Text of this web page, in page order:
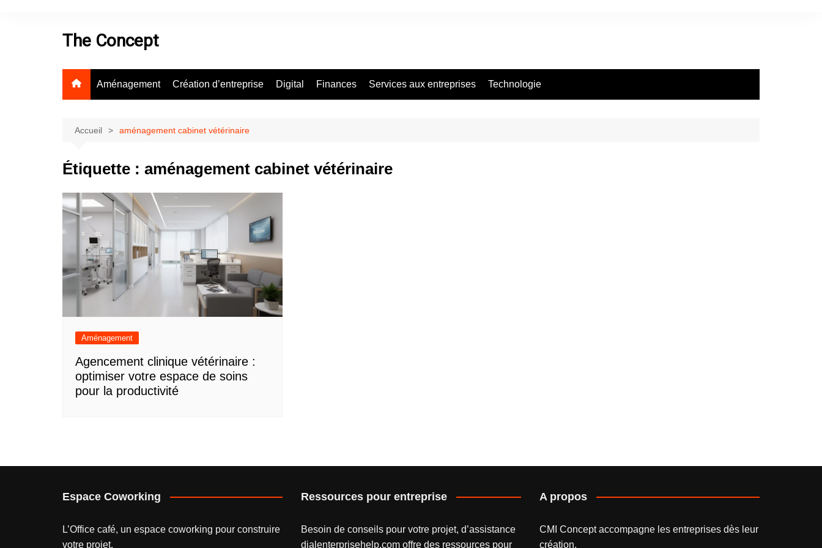
The Concept
Aménagement Création d’entreprise Digital Finances Services aux entreprises Technologie
Accueil aménagement cabinet vétérinaire
Étiquette : aménagement cabinet vétérinaire
Aménagement
Agencement clinique vétérinaire :
optimiser votre espace de soins
pour la productivité
Espace Coworking
L’Office café, un espace coworking pour construire
votre projet.
Ressources pour entreprise
Besoin de conseils pour votre projet, d’assistance
dialenterprisehelp.com offre des ressources pour
A propos
CMI Concept accompagne les entreprises dès leur
création.